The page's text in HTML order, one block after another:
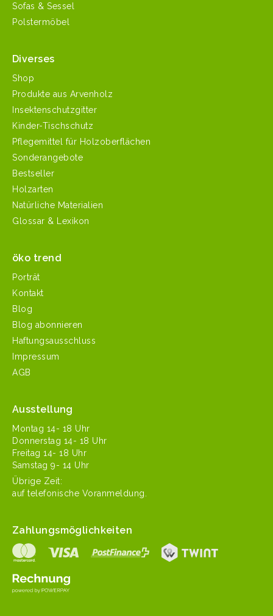
Sofas & Sessel
Polstermöbel
Diverses
Shop
Produkte aus Arvenholz
Insektenschutzgitter
Kinder-Tischschutz
Pflegemittel für Holzoberflächen
Sonderangebote
Bestseller
Holzarten
Natürliche Materialien
Glossar & Lexikon
öko trend
Porträt
Kontakt
Blog
Blog abonnieren
Haftungsausschluss
Impressum
AGB
Ausstellung
Mon­tag 14- 18 Uhr
Don­ner­stag 14- 18 Uhr
Fre­itag 14- 18 Uhr
Sam­stag 9- 14 Uhr
Übrige Zeit:
auf tele­fonis­che Voranmeldung.
Zahlungsmöglichkeiten